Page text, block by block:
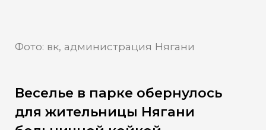
Фото: вк, администрация Нягани
Веселье в парке обернулось
для жительницы Нягани